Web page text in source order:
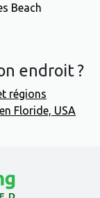
Beach
endroit ?
régions
Floride, USA